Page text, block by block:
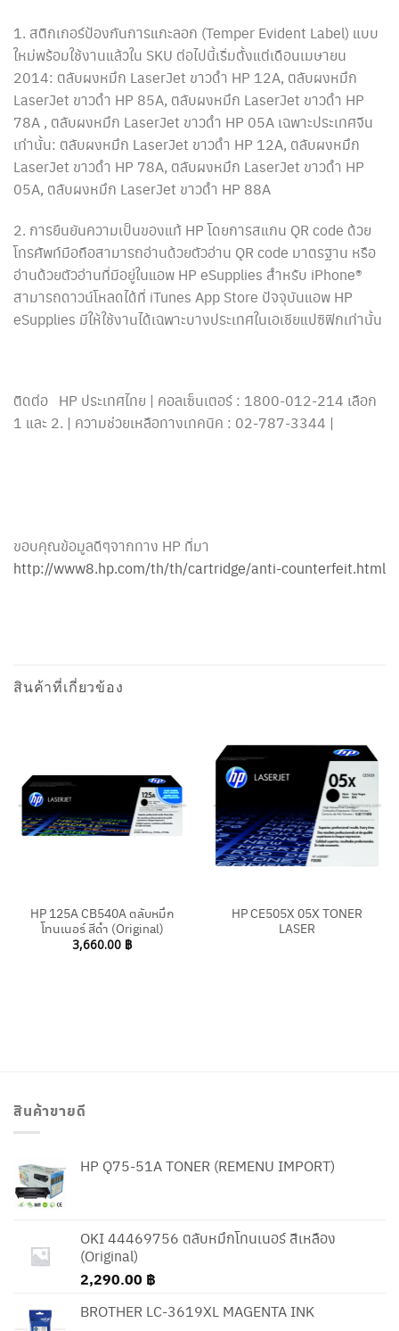
1. สติกเกอร์ป้องกันการแกะลอก (Temper Evident Label) แบบ
ใหม่พร้อมใช้งานแล้วใน SKU ต่อไปนี้เริ่มตั้งแต่เดือนเมษายน
2014: ตลับผงหมึก LaserJet ขาวดำ HP 12A, ตลับผงหมึก
LaserJet ขาวดำ HP 85A, ตลับผงหมึก LaserJet ขาวดำ HP
78A , ตลับผงหมึก LaserJet ขาวดำ HP 05A เฉพาะประเทศจีน
เท่านั้น: ตลับผงหมึก LaserJet ขาวดำ HP 12A, ตลับผงหมึก
LaserJet ขาวดำ HP 78A, ตลับผงหมึก LaserJet ขาวดำ HP
05A, ตลับผงหมึก LaserJet ขาวดำ HP 88A
2. การยืนยันความเป็นของแท้ HP โดยการสแกน QR code ด้วย
โทรศัพท์มือถือสามารถอ่านด้วยตัวอ่าน QR code มาตรฐาน หรือ
อ่านด้วยตัวอ่านที่มีอยู่ในแอพ HP eSupplies สำหรับ iPhone®
สามารถดาวน์โหลดได้ที่ iTunes App Store ปัจจุบันแอพ HP
eSupplies มีให้ใช้งานได้เฉพาะบางประเทศในเอเชียแปซิฟิกเท่านั้น
ติดต่อ HP ประเทศไทย | คอลเซ็นเตอร์ : 1800-012-214 เลือก
1 และ 2. | ความช่วยเหลือทางเทคนิค : 02-787-3344 |
ขอบคุณข้อมูลดีๆจากทาง HP ที่มา
http://www8.hp.com/th/th/cartridge/anti-counterfeit.html
สินค้าที่เกี่ยวข้อง
HP 125A CB540A ตลับหมึก
โทนเนอร์ สีดำ (Original)
3,660.00 ฿
HP CE505X 05X TONER
LASER
สินค้าขายดี
HP Q75-51A TONER (REMENU IMPORT)
OKI 44469756 ตลับหมึกโทนเนอร์ สีเหลือง
(Original)
2,290.00 ฿
BROTHER LC-3619XL MAGENTA INK